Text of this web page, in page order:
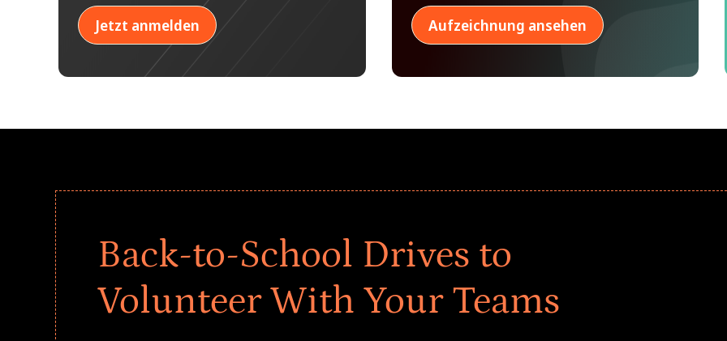
Jetzt anmelden Aufzeichnung ansehen
Back-to-School Drives to
Volunteer With Your Teams